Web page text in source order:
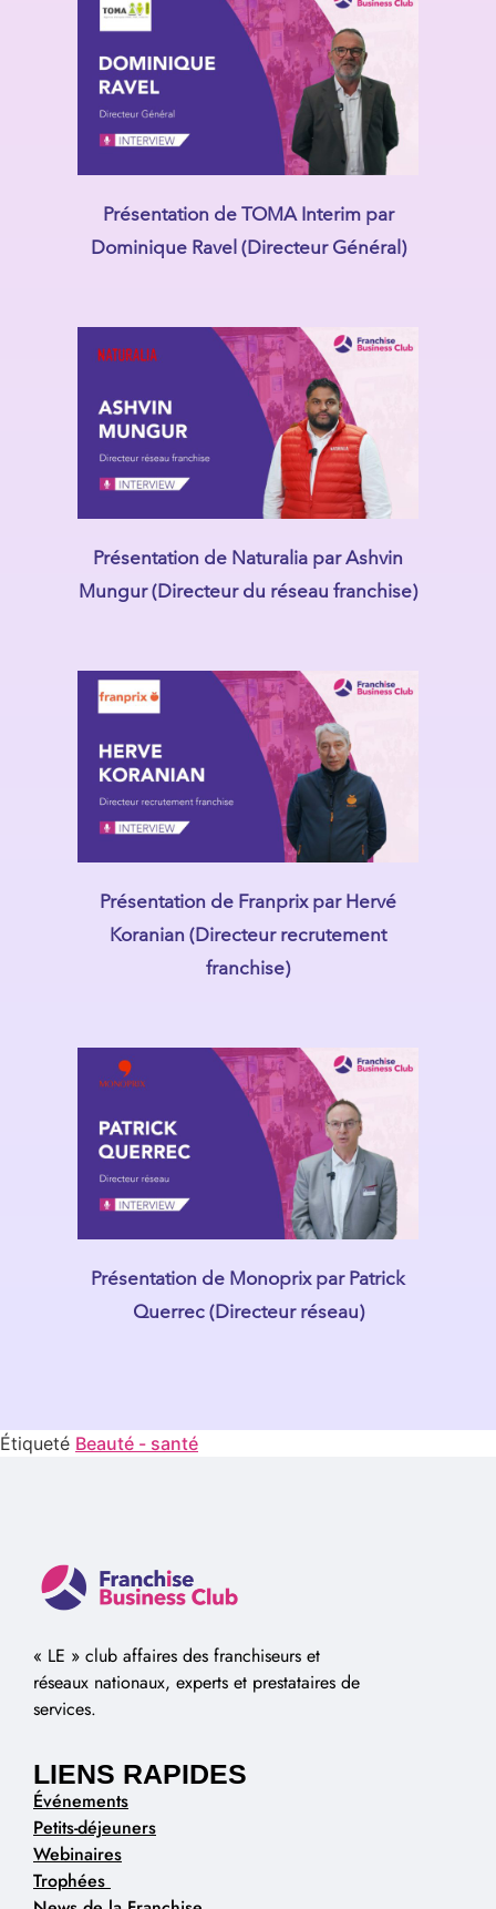
Présentation de TOMA Interim par
Dominique Ravel (Directeur Général)
Présentation de Naturalia par Ashvin
Mungur (Directeur du réseau franchise)
Présentation de Franprix par Hervé
Koranian (Directeur recrutement
franchise)
Présentation de Monoprix par Patrick
Querrec (Directeur réseau)
Étiqueté Beauté - santé
« LE » club affaires des franchiseurs et
réseaux nationaux, experts et prestataires de
services.
LIENS RAPIDES
Événements
Petits-déjeuners
Webinaires
Trophées